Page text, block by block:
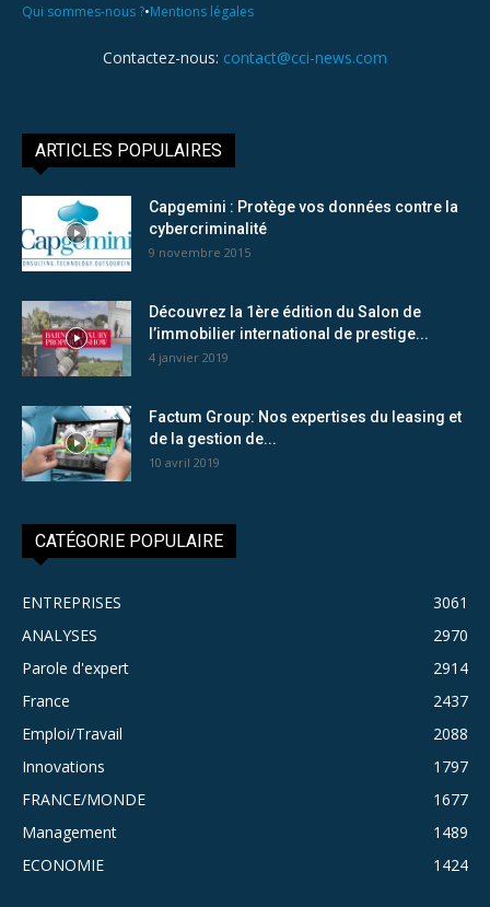
Qui sommes-nous ?•Mentions légales
Contactez-nous: contact@cci-news.com
ARTICLES POPULAIRES
Capgemini : Protège vos données contre la
cybercriminalité
9 novembre 2015
Découvrez la 1ère édition du Salon de
l’immobilier international de prestige...
4 janvier 2019
Factum Group: Nos expertises du leasing et
de la gestion de...
10 avril 2019
CATÉGORIE POPULAIRE
ENTREPRISES
3061
ANALYSES
2970
Parole d'expert
2914
France
2437
Emploi/Travail
2088
Innovations
1797
FRANCE/MONDE
1677
Management
1489
ECONOMIE
1424